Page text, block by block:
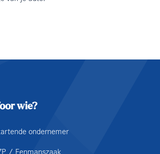
wie?
ondernemer
/ Eenmanszaak